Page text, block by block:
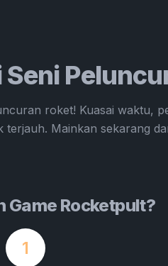
roket! Kuasai waktu,
Mainkan sekarang
Game Rocketpult?
1